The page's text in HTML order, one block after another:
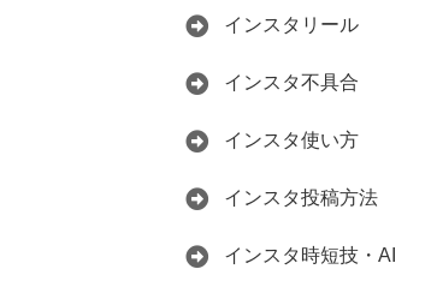
インスタリール
インスタ不具合
インスタ使い方
インスタ投稿方法
インスタ時短技・AI